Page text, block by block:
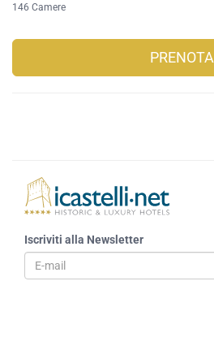
146 Camere
PRENOTA
Iscriviti alla Newsletter